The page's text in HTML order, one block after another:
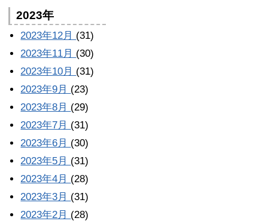
2023年
2023年12月 (31)
2023年11月 (30)
2023年10月 (31)
2023年9月 (23)
2023年8月 (29)
2023年7月 (31)
2023年6月 (30)
2023年5月 (31)
2023年4月 (28)
2023年3月 (31)
2023年2月 (28)